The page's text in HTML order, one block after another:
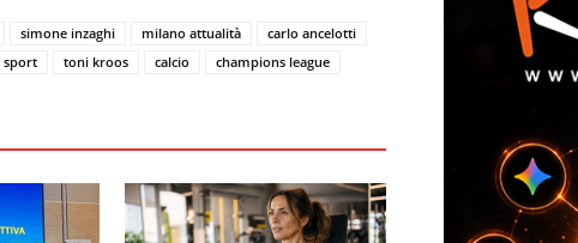
simone inzaghi milano attualità
carlo ancelotti
sport toni kroos calcio champions league